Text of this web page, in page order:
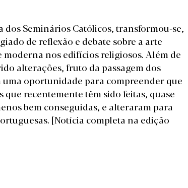
Seminários Católicos, transformou-se,
de reflexão e debate sobre a arte
nos edifícios religiosos. Além de
alterações, fruto da passagem dos
oportunidade para compreender que
recentemente têm sido feitas, quase
bem conseguidas, e alteraram para
[Notícia completa na edição